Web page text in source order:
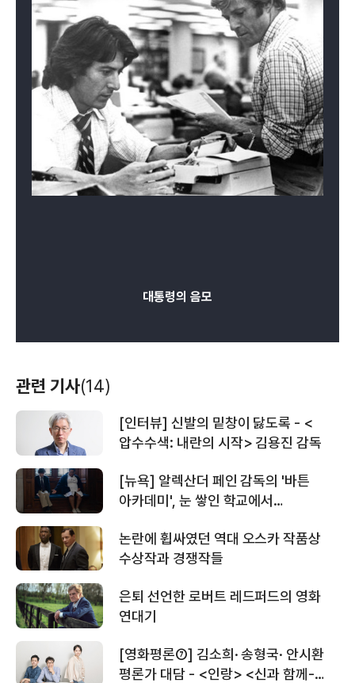
대통령의 음모
관련 기사(14)
[인터뷰] 신발의 밑창이 닳도록 - <
압수수색: 내란의 시작> 김용진 감독
[뉴욕] 알렉산더 페인 감독의 '바튼
아카데미', 눈 쌓인 학교에서
논란에 휩싸였던 역대 오스카 작품상
수상작과 경쟁작들
은퇴 선언한 로버트 레드퍼드의 영화
연대기
[영화평론⑦] 김소희· 송형국· 안시환
평론가 대담 - <인랑> <신과 함께-